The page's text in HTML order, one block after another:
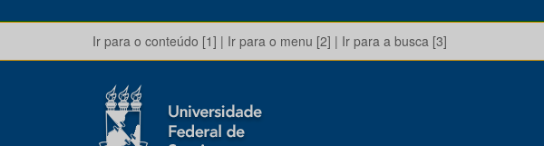
Ir para o conteúdo [1] | Ir para o menu [2] | Ir para a busca [3]